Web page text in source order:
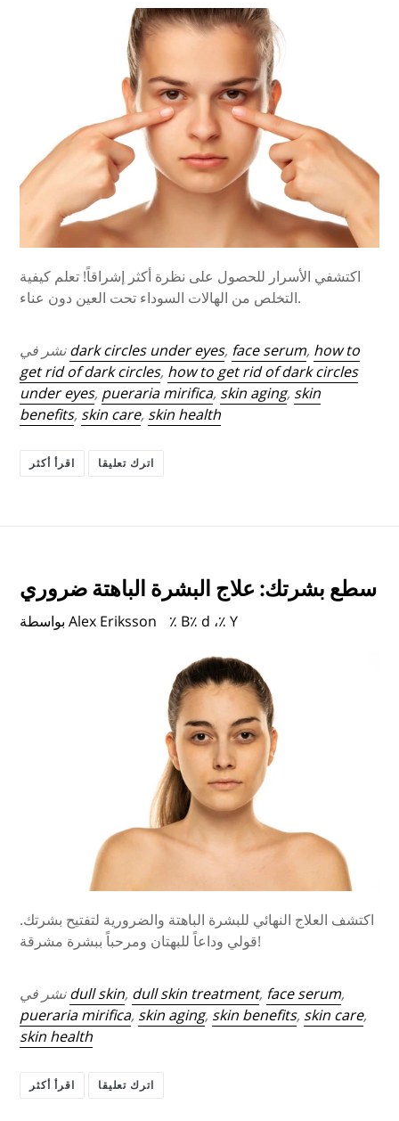
اكتشفي الأسرار للحصول على نظرة أكثر إشراقاً! تعلم كيفية
التخلص من الهالات السوداء تحت العين دون عناء.
نشر فيdark circles under eyes, face serum, how to
get rid of dark circles, how to get rid of dark circles
under eyes, pueraria mirifica, skin aging, skin
benefits, skin care, skin health
اقرأ أكثر اترك تعليقا
سطع بشرتك: علاج البشرة الباهتة ضروري
بواسطة Alex Eriksson ٪ B٪ d ،٪ Y
اكتشف العلاج النهائي للبشرة الباهتة والضرورية لتفتيح بشرتك.
قولي وداعاً للبهتان ومرحباً ببشرة مشرقة!
نشر فيdull skin, dull skin treatment, face serum,
pueraria mirifica, skin aging, skin benefits, skin care,
skin health
اقرأ أكثر اترك تعليقا